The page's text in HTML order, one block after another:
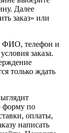
Далее
заказ» или
ФИО, телефон и
заказа.
только ждать
форму по
оплаты,
написать